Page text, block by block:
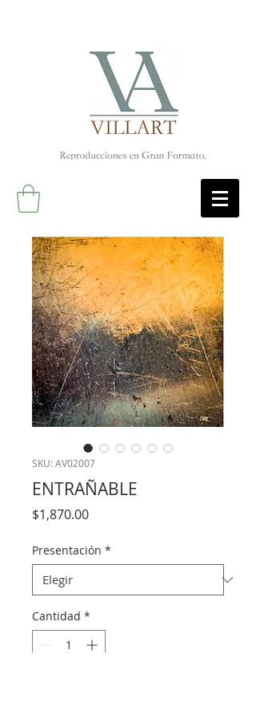
SKU: AV02007
ENTRAÑABLE
$1,870.00Precio
Presentación *
Cantidad *